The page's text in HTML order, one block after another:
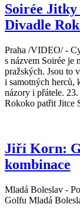
Soirée
Divadle
Praha /VIDEO/ -
s názvem Soirée je
pražských. Jsou to
i samotných herců,
názory i přátele.
Rokoko patřit Jitce
Jiří Korn:
kombinace
Mladá Boleslav -
Golfu Mladá